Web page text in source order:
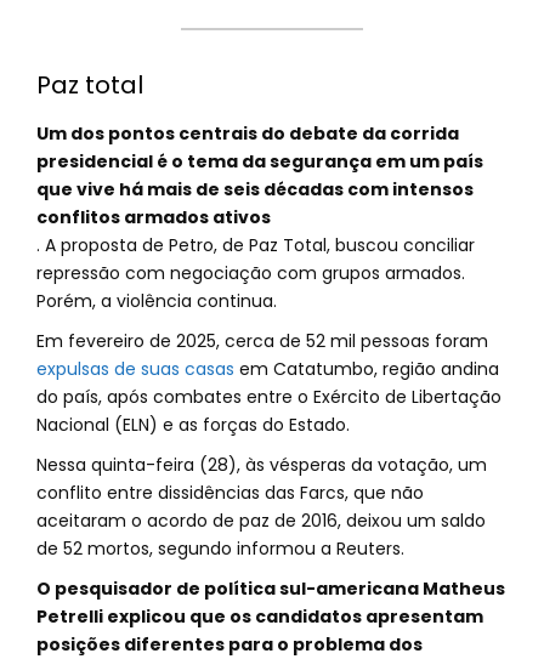
Paz total
Um dos pontos centrais do debate da corrida
presidencial é o tema da segurança em um país
que vive há mais de seis décadas com intensos
conflitos armados ativos
. A proposta de Petro, de Paz Total, buscou conciliar
repressão com negociação com grupos armados.
Porém, a violência continua.
Em fevereiro de 2025, cerca de 52 mil pessoas foram
expulsas de suas casas em Catatumbo, região andina
do país, após combates entre o Exército de Libertação
Nacional (ELN) e as forças do Estado.
Nessa quinta-feira (28), às vésperas da votação, um
conflito entre dissidências das Farcs, que não
aceitaram o acordo de paz de 2016, deixou um saldo
de 52 mortos, segundo informou a Reuters.
O pesquisador de política sul-americana Matheus
Petrelli explicou que os candidatos apresentam
posições diferentes para o problema dos